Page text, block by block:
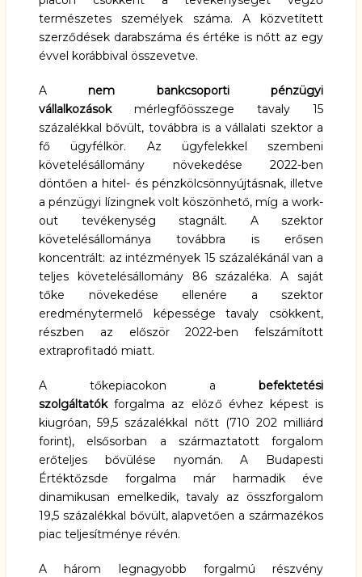
természetes személyek száma. A közvetített
szerződések darabszáma és értéke is nőtt az egy
évvel korábbival összevetve.
Anem bankcsoporti pénzügyi
vállalkozásokmérlegfőösszege tavaly 15
százalékkal bővült, továbbra is a vállalati szektor a
fő ügyfélkör. Az ügyfelekkel szembeni
követelésállomány növekedése 2022-ben
döntően a hitel- és pénzkölcsönnyújtásnak, illetve
a pénzügyi lízingnek volt köszönhető, míg a work-
out tevékenység stagnált. A szektor
követelésállománya továbbra is erősen
koncentrált: az intézmények 15 százalékánál van a
teljes követelésállomány 86 százaléka. A saját
tőke növekedése ellenére a szektor
eredménytermelő képessége tavaly csökkent,
részben az először 2022-ben felszámított
extraprofitadó miatt.
A tőkepiacokon a befektetési
szolgáltatókforgalma az előző évhez képest is
kiugróan, 59,5 százalékkal nőtt (710 202 milliárd
forint), elsősorban a származtatott forgalom
erőteljes bővülése nyomán. A Budapesti
Értéktőzsde forgalma már harmadik éve
dinamikusan emelkedik, tavaly az összforgalom
19,5 százalékkal bővült, alapvetően a származékos
piac teljesítménye révén.
A három legnagyobb forgalmú részvény